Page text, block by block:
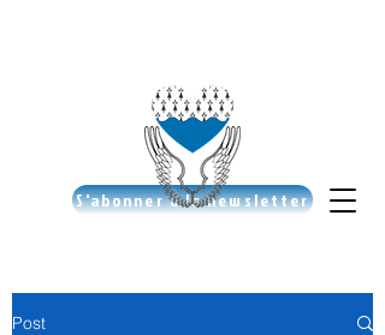
S'abonner à la newsletter
Post